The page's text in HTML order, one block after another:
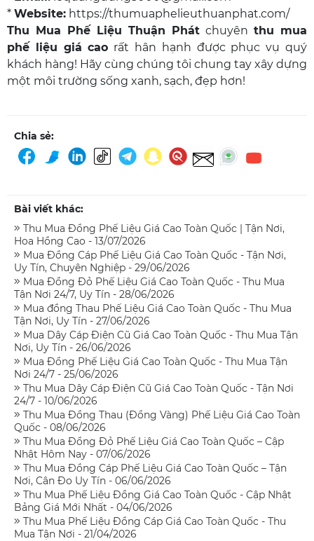
* Website: https://thumuaphelieuthuanphat.com/
Thu Mua Phế Liệu Thuận Phát chuyên thu mua
phế liệu giá cao rất hân hạnh được phục vụ quý
khách hàng! Hãy cùng chúng tôi chung tay xây dựng
một môi trường sống xanh, sạch, đẹp hơn!
Chia sẻ:
Bài viết khác:
Thu Mua Đồng Phế Liệu Giá Cao Toàn Quốc | Tận Nơi,
Hoa Hồng Cao - 13/07/2026
Mua Đồng Cáp Phế Liệu Giá Cao Toàn Quốc - Tận Nơi,
Uy Tín, Chuyên Nghiệp - 29/06/2026
Mua Đồng Đỏ Phế Liệu Giá Cao Toàn Quốc - Thu Mua
Tận Nơi 24/7, Uy Tín - 28/06/2026
Mua đồng Thau Phế Liệu Giá Cao Toàn Quốc - Thu Mua
Tận Nơi, Uy Tín - 27/06/2026
Mua Dây Cáp Điện Cũ Giá Cao Toàn Quốc - Thu Mua Tận
Nơi, Uy Tín - 26/06/2026
Mua Đồng Phế Liệu Giá Cao Toàn Quốc - Thu Mua Tận
Nơi 24/7 - 25/06/2026
Thu Mua Dây Cáp Điện Cũ Giá Cao Toàn Quốc - Tận Nơi
24/7 - 10/06/2026
Thu Mua Đồng Thau (Đồng Vàng) Phế Liệu Giá Cao Toàn
Quốc - 08/06/2026
Thu Mua Đồng Đỏ Phế Liệu Giá Cao Toàn Quốc – Cập
Nhật Hôm Nay - 07/06/2026
Thu Mua Đồng Cáp Phế Liệu Giá Cao Toàn Quốc – Tận
Nơi, Cân Đo Uy Tín - 06/06/2026
Thu Mua Phế Liệu Đồng Giá Cao Toàn Quốc - Cập Nhật
Bảng Giá Mới Nhất - 04/06/2026
Thu Mua Phế Liệu Đồng Cáp Giá Cao Toàn Quốc - Thu
Mua Tận Nơi - 21/04/2026